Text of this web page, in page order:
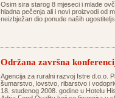
Osim sira starog 8 mjeseci i mlade
hladna pečenja ali i novi proizvodi od
neizbježan dio ponude naših
Održana završna
Agencija za ruralni razvoj Istre d.o.o.
šumarstvo, lovstvo, ribarstvo i
18. studenog 2008. godine u Hotelu